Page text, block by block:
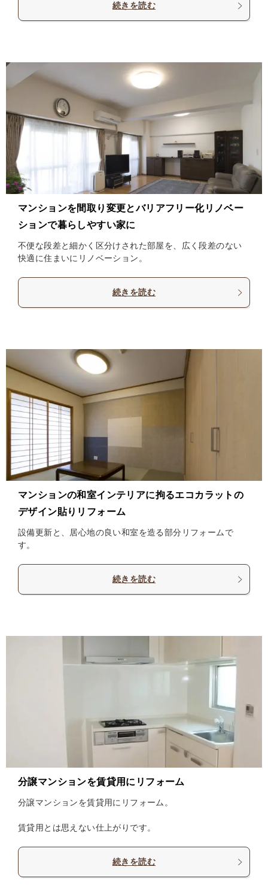
続きを読む
マンションを間取り変更とバリアフリー化リノベー
ションで暮らしやすい家に
不便な段差と細かく区分けされた部屋を、広く段差のない
快適に住まいにリノベーション。
続きを読む
マンションの和室インテリアに拘るエコカラットの
デザイン貼りリフォーム
設備更新と、居心地の良い和室を造る部分リフォームで
す。
続きを読む
分譲マンションを賃貸用にリフォーム
分譲マンションを賃貸用にリフォーム。
賃貸用とは思えない仕上がりです。
続きを読む